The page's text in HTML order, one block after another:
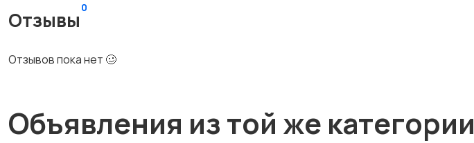
Отзывы
0
Отзывов пока нет 🥴
Объявления из той же категории